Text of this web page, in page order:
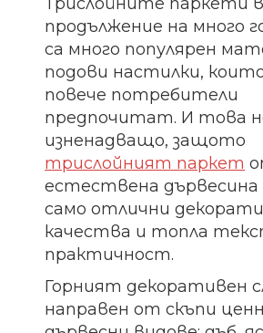
продължение на много
са много популярен
подови настилки,
повече потребители
предпочитат. И това
изненадващо, защото
трислойният паркет
естествена дървесина
само отлични
качества и топла
практичност.
Горният декоративен
направен от скъпи